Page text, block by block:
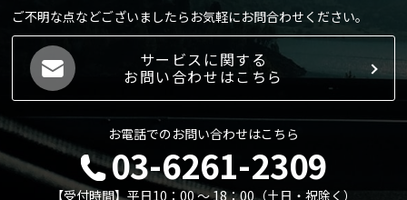
ご不明な点などございましたらお気軽にお問合わせください。
サービスに関する
お問い合わせはこちら
お電話でのお問い合わせはこちら
03-6261-2309
【受付時間】平日10：00 〜 18：00（土日・祝除く）